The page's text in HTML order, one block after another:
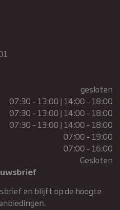
gesloten
07:30 – 13:00 | 14:00 – 18:00
07:30 – 13:00 | 14:00 – 18:00
07:30 – 13:00 | 14:00 – 18:00
07:00 – 19:00
07:00 – 16:00
Gesloten
en blijft op de hoogte
Aanbieder /
Domein
Vervaldatum
.bakkerijmaxima.nl
Sessie
Sessie
.bakkerijmaxima.nl